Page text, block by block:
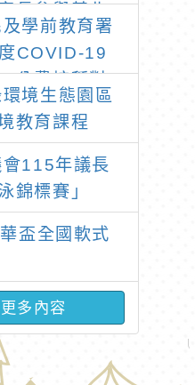
長參與基北
存摺2.0」全
學前教育署
COVID-19
公費接種對
個月以上尚未
施，延長至
止
境生態園區
教育課程
會115年議長
錦標賽」
盃全國軟式
多內容